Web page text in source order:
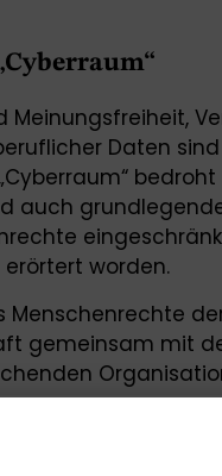
Meinungsfreiheit,
Daten
auch
worden.
Menschenrechte
gemeinsam mit
zu dem Thema